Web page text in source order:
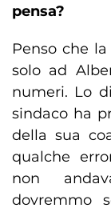
pensa?
Penso che
solo ad
numeri. Lo
sindaco ha
della sua
qualche
non
dovremmo